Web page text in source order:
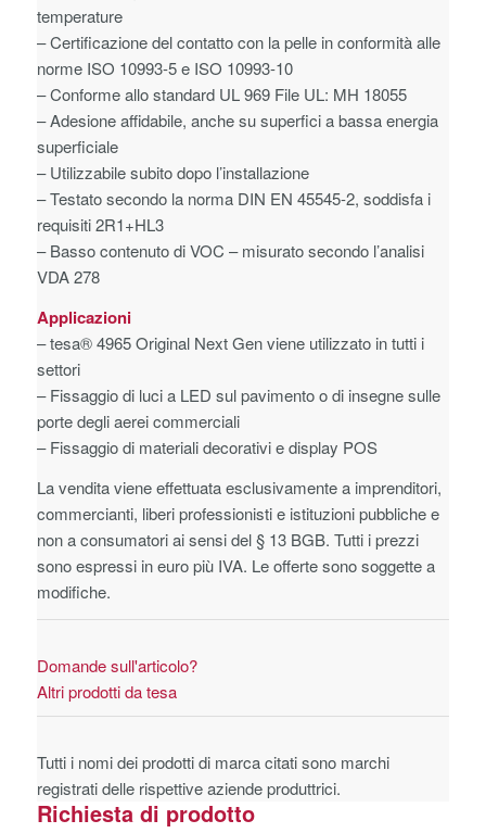
temperature
– Certificazione del contatto con la pelle in conformità alle
norme ISO 10993-5 e ISO 10993-10
– Conforme allo standard UL 969 File UL: MH 18055
– Adesione affidabile, anche su superfici a bassa energia
superficiale
– Utilizzabile subito dopo l’installazione
– Testato secondo la norma DIN EN 45545-2, soddisfa i
requisiti 2R1+HL3
– Basso contenuto di VOC – misurato secondo l’analisi
VDA 278
Applicazioni
– tesa® 4965 Original Next Gen viene utilizzato in tutti i
settori
– Fissaggio di luci a LED sul pavimento o di insegne sulle
porte degli aerei commerciali
– Fissaggio di materiali decorativi e display POS
La vendita viene effettuata esclusivamente a imprenditori,
commercianti, liberi professionisti e istituzioni pubbliche e
non a consumatori ai sensi del § 13 BGB. Tutti i prezzi
sono espressi in euro più IVA. Le offerte sono soggette a
modifiche.
Domande sull'articolo?
Altri prodotti da tesa
Tutti i nomi dei prodotti di marca citati sono marchi
registrati delle rispettive aziende produttrici.
Richiesta di prodotto